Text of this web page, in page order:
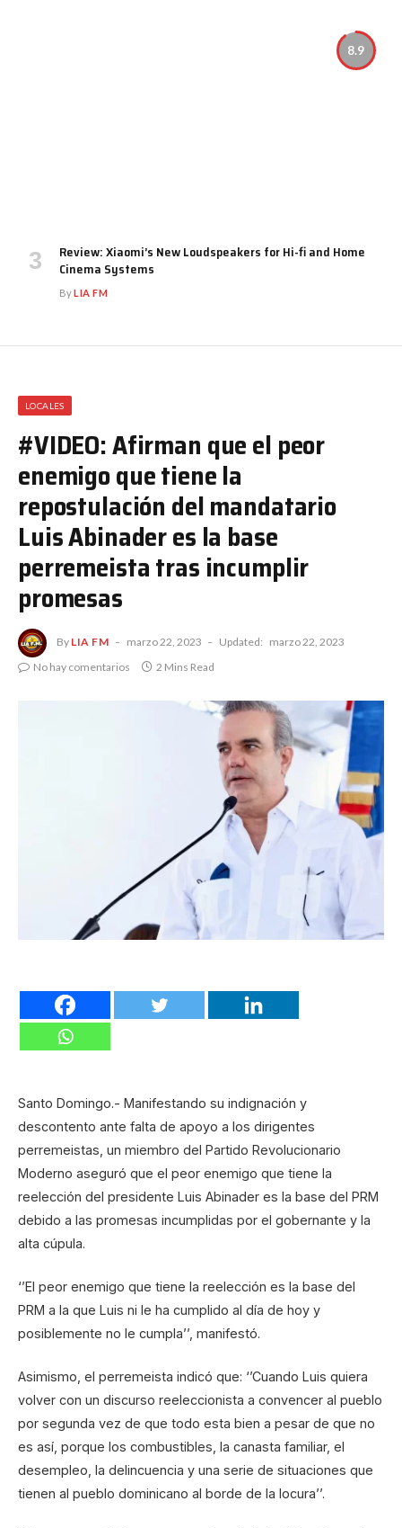
8.9
Review: Xiaomi’s New Loudspeakers for Hi-fi and Home
Cinema Systems
ByLIA FM
LOCALES
#VIDEO: Afirman que el peor
enemigo que tiene la
repostulación del mandatario
Luis Abinader es la base
perremeista tras incumplir
promesas
By LIA FM marzo 22, 2023 Updated: marzo 22, 2023
No hay comentarios
2 Mins Read
Santo Domingo.- Manifestando su indignación y
descontento ante falta de apoyo a los dirigentes
perremeistas, un miembro del Partido Revolucionario
Moderno aseguró que el peor enemigo que tiene la
reelección del presidente Luis Abinader es la base del PRM
debido a las promesas incumplidas por el gobernante y la
alta cúpula.
‘’El peor enemigo que tiene la reelección es la base del
PRM a la que Luis ni le ha cumplido al día de hoy y
posiblemente no le cumpla’’, manifestó.
Asimismo, el perremeista indicó que: ‘’Cuando Luis quiera
volver con un discurso reeleccionista a convencer al pueblo
por segunda vez de que todo esta bien a pesar de que no
es así, porque los combustibles, la canasta familiar, el
desempleo, la delincuencia y una serie de situaciones que
tienen al pueblo dominicano al borde de la locura’’.